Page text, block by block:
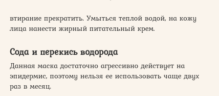
втирание прекратить. Умыться теплой водой, на кожу
лица нанести жирный питательный крем.
Сода и перекись водорода
Данная маска достаточно агрессивно действует на
эпидермис, поэтому нельзя ее использовать чаще двух
раз в месяц.